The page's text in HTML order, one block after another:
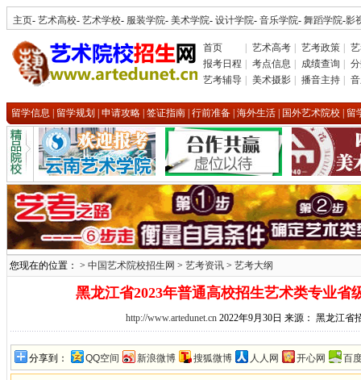
主页- 艺术高校- 艺术学校- 服装学院- 美术学院- 设计学院- 音乐学院- 舞蹈学院-影
首页 艺术高考 艺考政策
报考日程
考点信息 成绩查询
艺考辅导
美术摄影 播音主持
留学信息 留学规划 申请攻略 签证指南 行前准备 海外生活 国外艺术院校 留
您现在的位置： > 中国艺术院校招生网 > 艺考资讯 > 艺考大纲
黑龙江省2023年普通高校招生艺术类专业省
http://www.artedunet.cn 2022年9月30日 来源： 黑龙江省
分享到： QQ空间 新浪微博 搜狐微博 人人网 开心网 百